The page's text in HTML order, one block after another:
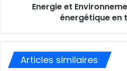
Energie et
énergétique en
Articles similaires